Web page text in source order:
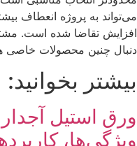
می‌تواند به پروژه انعطاف
افزایش تقاضا شده است.
دنبال چنین محصولات خاصی
بیشتر بخوانید:
ورق استیل
ویژگی‌ها،